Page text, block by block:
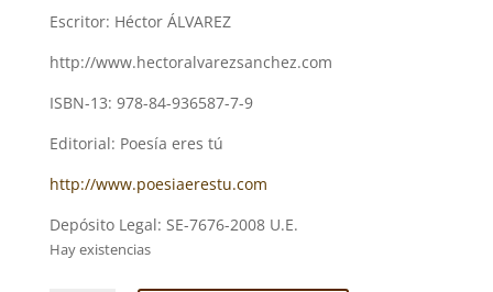
Escritor: Héctor ÁLVAREZ
http://www.hectoralvarezsanchez.com
ISBN-13: 978-84-936587-7-9
Editorial: Poesía eres tú
http://www.poesiaerestu.com
Depósito Legal: SE-7676-2008 U.E.
Hay existencias